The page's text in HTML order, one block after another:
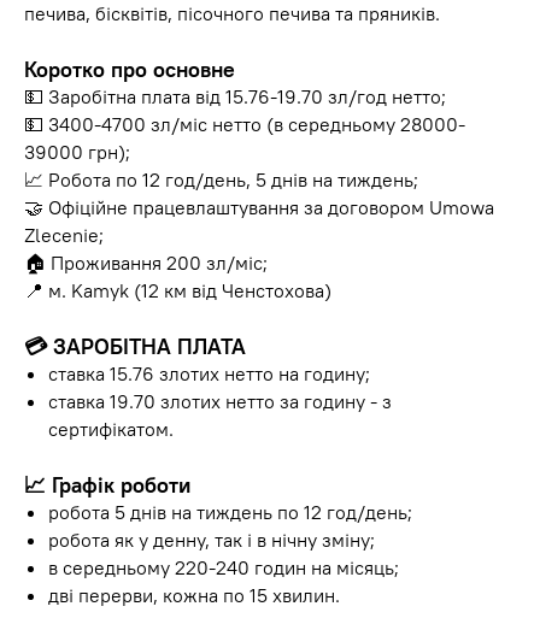
печива, бісквітів, пісочного печива та пряників.
Коротко про основне
💵 Заробітна плата від 15.76-19.70 зл/год нетто;
💵 3400-4700 зл/міс нетто (в середньому 28000-
39000 грн);
📈 Робота по 12 год/день, 5 днів на тиждень;
🤝 Офіційне працевлаштування за договором Umowa
Zlecenie;
🏠 Проживання 200 зл/міс;
📍 м. Kamyk (12 км від Ченстохова)
💳ЗАРОБІТНА ПЛАТА
ставка 15.76 злотих нетто на годину;
ставка 19.70 злотих нетто за годину - з
сертифікатом.
📈 Графік роботи
робота 5 днів на тиждень по 12 год/день;
робота як у денну, так і в нічну зміну;
в середньому 220-240 годин на місяць;
дві перерви, кожна по 15 хвилин.